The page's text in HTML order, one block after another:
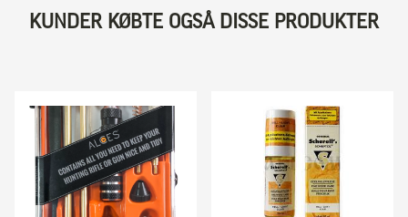
KUNDER KØBTE OGSÅ DISSE PRODUKTER